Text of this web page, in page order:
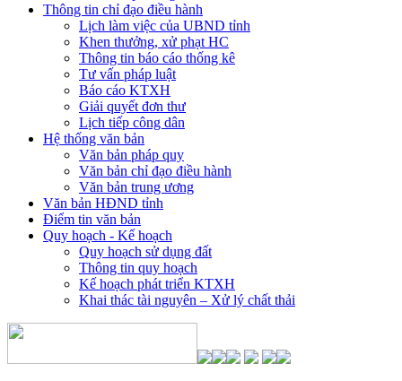
Thông tin chỉ đạo điều hành
Lịch làm việc của UBND tỉnh
Khen thưởng, xử phạt HC
Thông tin báo cáo thống kê
Tư vấn pháp luật
Báo cáo KTXH
Giải quyết đơn thư
Lịch tiếp công dân
Hệ thống văn bản
Văn bản pháp quy
Văn bản chỉ đạo điều hành
Văn bản trung ương
Văn bản HĐND tỉnh
Điểm tin văn bản
Quy hoạch - Kế hoạch
Quy hoạch sử dụng đất
Thông tin quy hoạch
Kế hoạch phát triển KTXH
Khai thác tài nguyên – Xử lý chất thải